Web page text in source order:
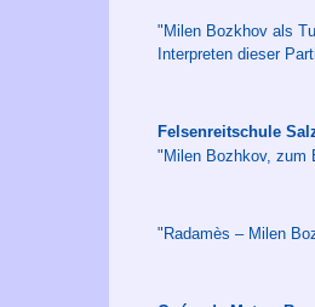
"Milen Bozkhov als
Interpreten dieser
Felsenreitschule
"Milen Bozhkov, zum
"Radamès – Milen